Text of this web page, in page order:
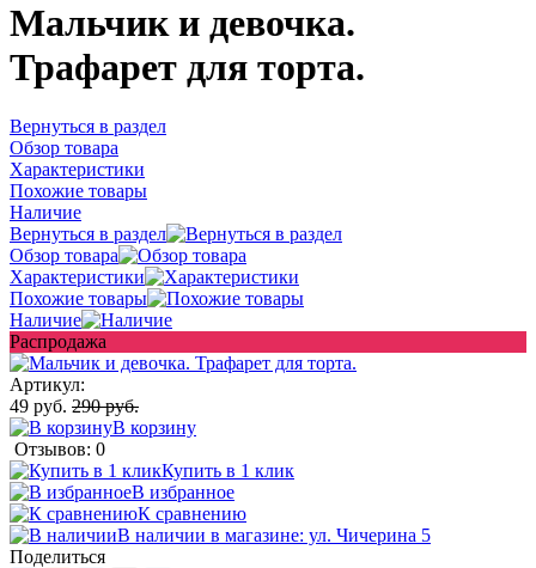
Мальчик и девочка.
Трафарет для торта.
Вернуться в раздел
Обзор товара
Характеристики
Похожие товары
Наличие
Вернуться в раздел
Обзор товара
Характеристики
Похожие товары
Наличие
Распродажа
Артикул:
49 руб. 290 руб.
В корзину
Отзывов: 0
Купить в 1 клик
В избранное
К сравнению
В наличии в магазине: ул. Чичерина 5
Поделиться